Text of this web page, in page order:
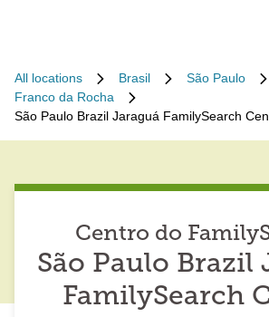
All locations Brasil
São Paulo
Franco da Rocha
São Paulo Brazil Jaraguá FamilySearch
Centro do
São Paulo Brazil
FamilySearch